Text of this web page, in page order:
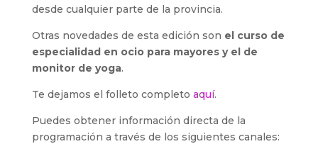
desde cualquier parte de la provincia.
Otras novedades de esta edición son el curso de
especialidad en ocio para mayores y el de
monitor de yoga.
Te dejamos el folleto completo aquí.
Puedes obtener información directa de la
programación a través de los siguientes canales: